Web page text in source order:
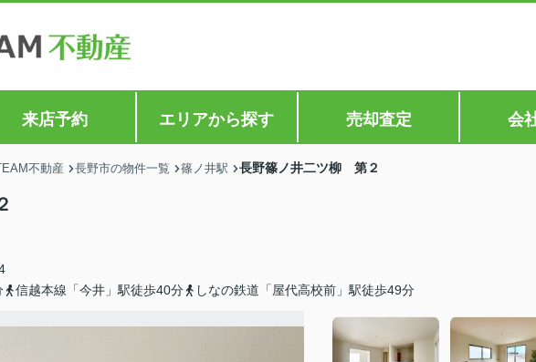
来店予約 エリアから探す 売却査定 会
不動産 長野市の物件一覧 篠ノ井駅 長野篠ノ井二ツ柳 第２
信越本線「今井」駅徒歩40分 しなの鉄道「屋代高校前」駅徒歩49分